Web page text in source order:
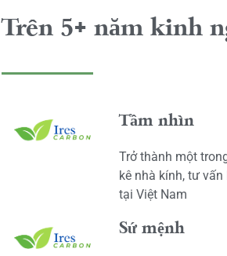
Trên 5+ năm kinh
Tầm nhìn
Trở thành một
kê nhà kính, tư
tại Việt Nam
Sứ mệnh